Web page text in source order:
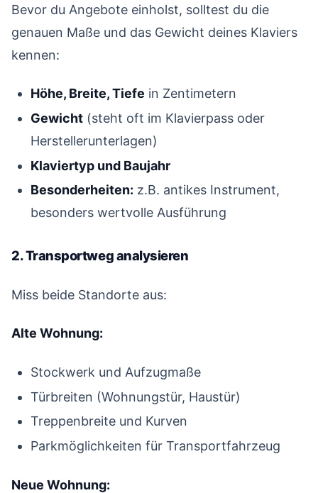
Bevor du Angebote einholst, solltest du die
genauen Maße und das Gewicht deines Klaviers
kennen:
Höhe, Breite, Tiefe in Zentimetern
Gewicht (steht oft im Klavierpass oder
Herstellerunterlagen)
Klaviertyp und Baujahr
Besonderheiten: z.B. antikes Instrument,
besonders wertvolle Ausführung
2. Transportweg analysieren
Miss beide Standorte aus:
Alte Wohnung:
Stockwerk und Aufzugmaße
Türbreiten (Wohnungstür, Haustür)
Treppenbreite und Kurven
Parkmöglichkeiten für Transportfahrzeug
Neue Wohnung: